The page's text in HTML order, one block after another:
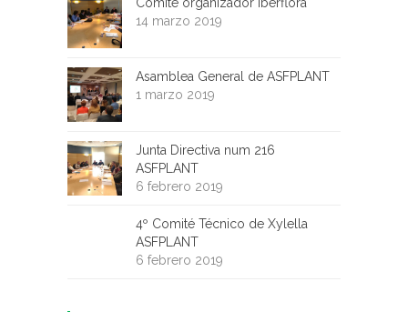
14 marzo 2019
Asamblea General de ASFPLANT
1 marzo 2019
Junta Directiva num 216
ASFPLANT
6 febrero 2019
4º Comité Técnico de Xylella
ASFPLANT
6 febrero 2019